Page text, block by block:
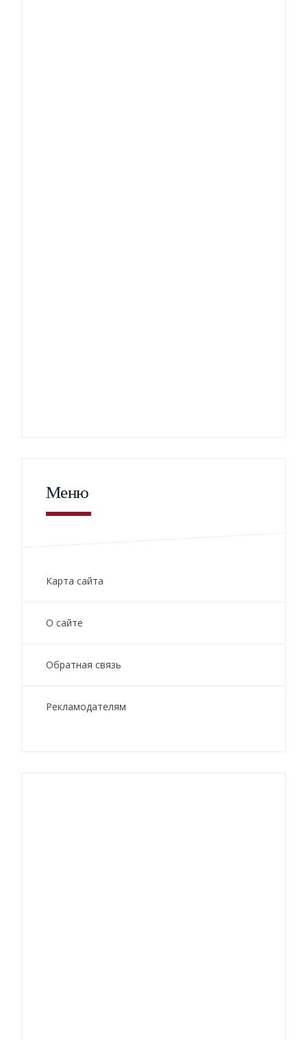
Меню
Карта сайта
О сайте
Обратная связь
Рекламодателям